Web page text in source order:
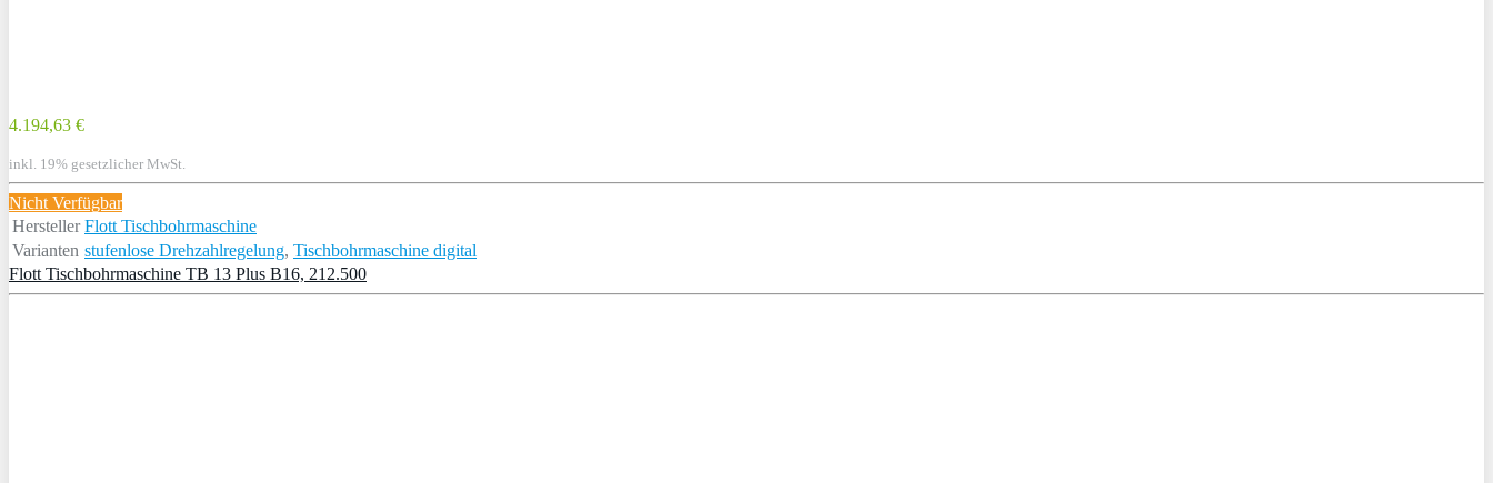
4.194,63 €
inkl. 19% gesetzlicher MwSt.
Nicht Verfügbar
Hersteller Flott Tischbohrmaschine
Varianten stufenlose Drehzahlregelung, Tischbohrmaschine digital
Flott Tischbohrmaschine TB 13 Plus B16, 212.500